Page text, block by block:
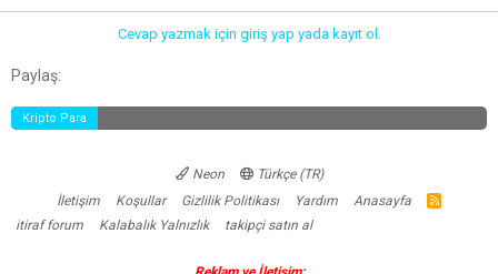
Cevap yazmak için giriş yap yada kayıt ol.
Paylaş:
Kripto Para
Neon
Türkçe (TR)
İletişim
Koşullar Gizlilik Politikası Yardım Anasayfa
R
itiraf forum Kalabalık Yalnızlık takipçi satın al